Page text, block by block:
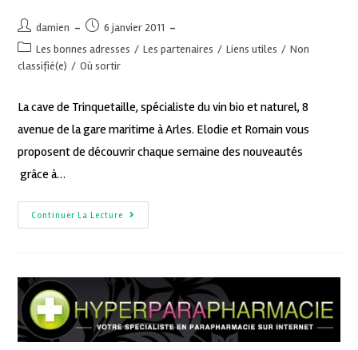
damien
6 janvier 2011
Les bonnes adresses / Les partenaires / Liens utiles / Non
classifié(e) / Où sortir
La cave de Trinquetaille, spécialiste du vin bio et naturel, 8
avenue de la gare maritime à Arles. Elodie et Romain vous
proposent de découvrir chaque semaine des nouveautés
grâce à…
Continuer La Lecture